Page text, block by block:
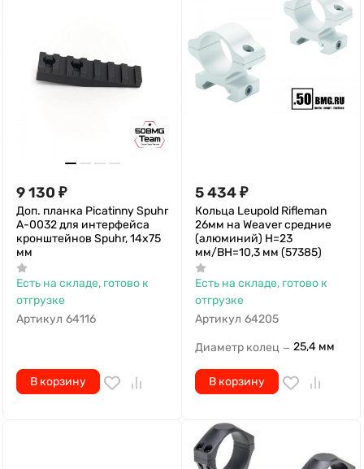
9 130 ₽
Доп. планка Picatinny Spuhr
A-0032 для интерфейса
кронштейнов Spuhr, 14х75
мм
Есть на складе, готово к
отгрузке
Артикул 64116
В корзину
5 434₽
Кольца Leupold Rifleman
26мм на Weaver средние
(алюминий) Н=23
мм/BH=10,3 мм (57385)
Есть на складе, готово к
отгрузке
Артикул 64205
Диаметр колец — 25,4 мм
В корзину